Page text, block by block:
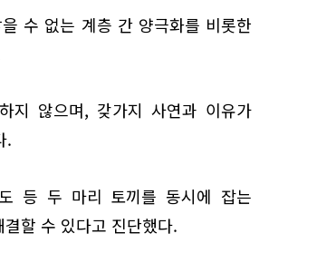
수 없는 계층 간 양극화를 비롯한
지 않으며, 갖가지 사연과 이유가
.
등 두 마리 토끼를 동시에 잡는
할 수 있다고 진단했다.